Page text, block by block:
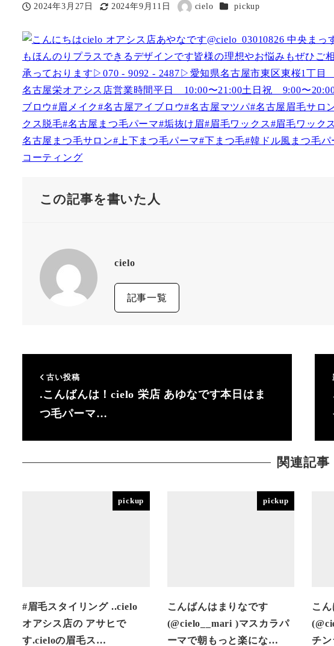
投稿日
2024年3月27日
更新日
2024年9月11日
著
cielo カテゴリー
pickup
この記事を書いた人
cielo
記事一覧
古い投稿
.こんばんは！cielo 栄店 あゆなです本日はま
つ毛パーマ…
関連記事
pickup
#眉毛スタイリング ..cielo
オアシス店の アサヒで
す.cieloの眉毛ス…
pickup
こんばんはまりなです
(@cielo__mari )マスカラパ
ーマで朝もっと楽にな…
こ
チ